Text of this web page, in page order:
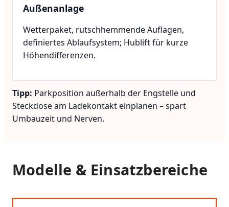
Außenanlage
Wetterpaket, rutschhemmende Auflagen,
definiertes Ablaufsystem; Hublift für kurze
Höhendifferenzen.
Tipp: Parkposition außerhalb der Engstelle und
Steckdose am Ladekontakt einplanen – spart
Umbauzeit und Nerven.
Modelle & Einsatzbereiche